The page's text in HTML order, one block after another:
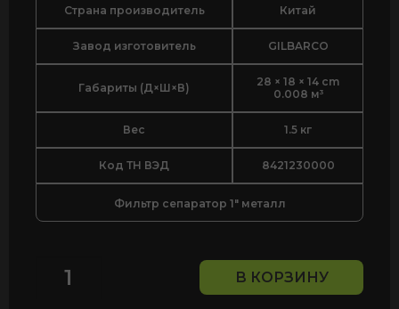
Страна производитель Китай
Завод изготовитель GILBARCO
Габариты (Д×Ш×В)
28 × 18 × 14 cm
0.008 м³
Вес 1.5 кг
Код ТН ВЭД 8421230000
Фильтр сепаратор 1" металл
Количество
В КОРЗИНУ